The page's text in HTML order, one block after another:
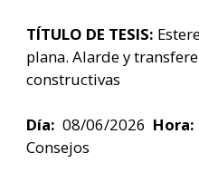
TÍTULO DE TESIS:
plana. Alarde y
constructivas
Día: 08/06/2026 Hora:
Consejos